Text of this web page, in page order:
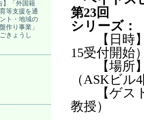
第23 回
シリーズ：
【日時
15受付開始
【場所
（ASKビル4
【ゲスト
教授）
】「外国籍
等支援を通
ト・地域の
作り事業」
きょうし